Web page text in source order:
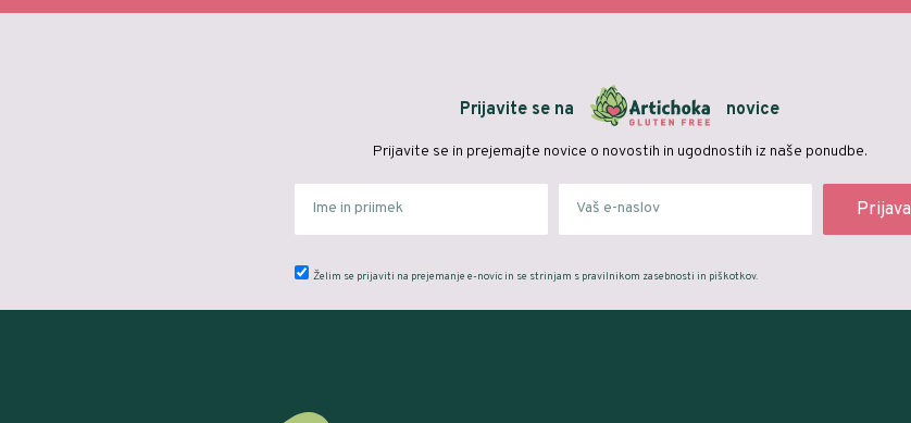
Prijavite se na novice
Prijavite se in prejemajte novice o novostih in ugodnostih iz naše ponudbe.
Želim se prijaviti na prejemanje e-novic in se strinjam s pravilnikom zasebnosti in piškotkov.
Prijava